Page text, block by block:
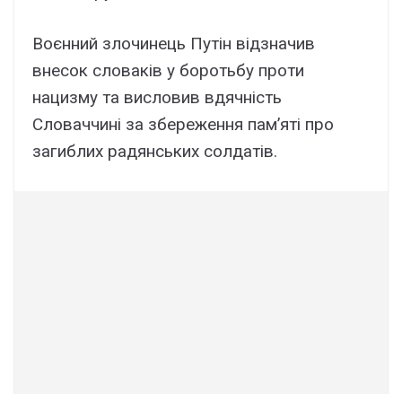
Воєнний злочинець Путін відзначив
внесок словаків у боротьбу проти
нацизму та висловив вдячність
Словаччині за збереження пам’яті про
загиблих радянських солдатів.